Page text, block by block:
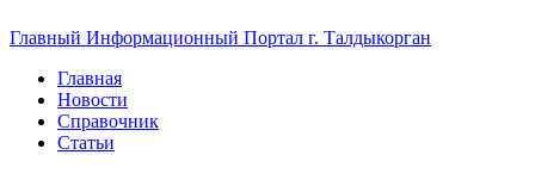
Главный Информационный Портал г. Талдыкорган
Главная
Новости
Справочник
Статьи